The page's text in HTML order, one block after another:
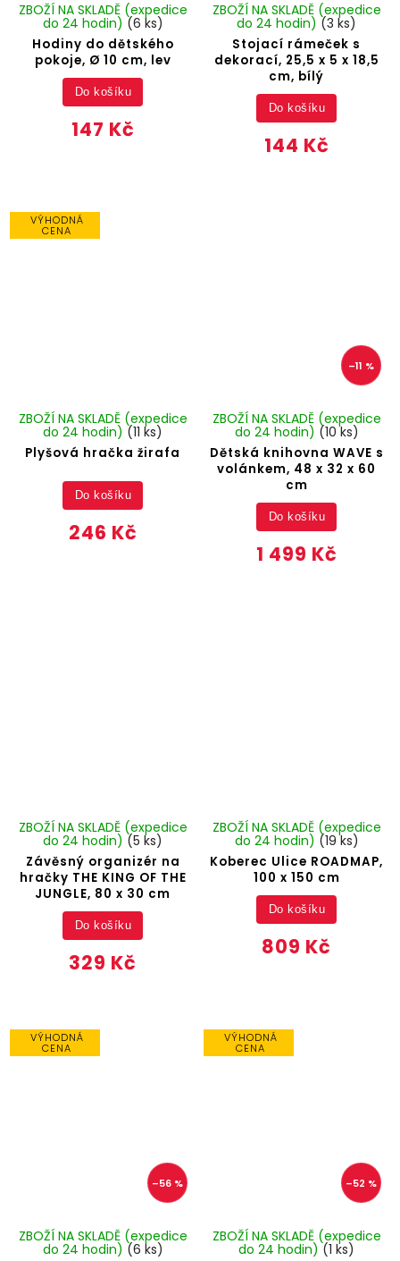
Hodiny do dětského
pokoje, Ø 10 cm, lev
ZBOŽÍ NA SKLADĚ (expedice
do 24 hodin) (6 ks)
147 Kč
Do košíku
Stojací rámeček s
dekorací, 25,5 x 5 x 18,5
cm, bílý
ZBOŽÍ NA SKLADĚ (expedice
do 24 hodin) (3 ks)
144 Kč
Do košíku
VÝHODNÁ
CENA
Plyšová hračka žirafa
ZBOŽÍ NA SKLADĚ (expedice
do 24 hodin) (11 ks)
246 Kč
Do košíku
–11 %
Dětská knihovna WAVE s
volánkem, 48 x 32 x 60
cm
ZBOŽÍ NA SKLADĚ (expedice
do 24 hodin) (10 ks)
1 499 Kč
Do košíku
Závěsný organizér na
hračky THE KING OF THE
JUNGLE, 80 x 30 cm
ZBOŽÍ NA SKLADĚ (expedice
do 24 hodin) (5 ks)
329 Kč
Do košíku
Koberec Ulice ROADMAP,
100 x 150 cm
ZBOŽÍ NA SKLADĚ (expedice
do 24 hodin) (19 ks)
809 Kč
Do košíku
VÝHODNÁ
CENA
–56 %
ZBOŽÍ NA SKLADĚ (expedice
do 24 hodin) (6 ks)
VÝHODNÁ
CENA
–52 %
ZBOŽÍ NA SKLADĚ (expedice
do 24 hodin) (1 ks)